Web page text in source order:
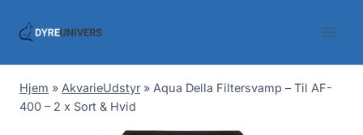
Hjem » AkvarieUdstyr » Aqua Della Filtersvamp – Til AF-
400 – 2 x Sort & Hvid